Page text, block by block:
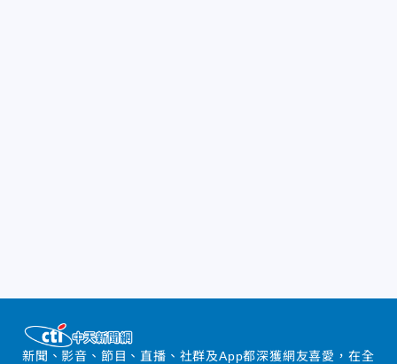
新聞、影音、節目、直播、社群及App都深獲網友喜愛，在全